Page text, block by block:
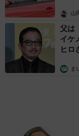
山
父は
イケ
ヒロ
ま